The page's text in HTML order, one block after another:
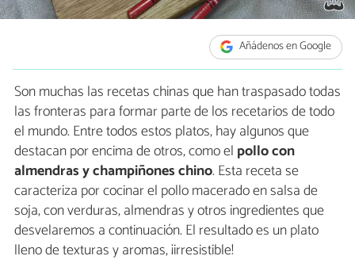
Añádenos en Google
Son muchas las recetas chinas que han traspasado todas
las fronteras para formar parte de los recetarios de todo
el mundo. Entre todos estos platos, hay algunos que
destacan por encima de otros, como el pollo con
almendras y champiñones chino. Esta receta se
caracteriza por cocinar el pollo macerado en salsa de
soja, con verduras, almendras y otros ingredientes que
desvelaremos a continuación. El resultado es un plato
lleno de texturas y aromas, ¡irresistible!